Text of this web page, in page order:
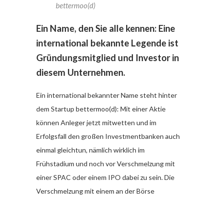
bettermoo(d)
Ein Name, den Sie alle kennen: Eine
international bekannte Legende ist
Gründungsmitglied und Investor in
diesem Unternehmen.
Ein international bekannter Name steht hinter
dem Startup bettermoo(d): Mit einer Aktie
können Anleger jetzt mitwetten und im
Erfolgsfall den großen Investmentbanken auch
einmal gleichtun, nämlich wirklich im
Frühstadium und noch vor Verschmelzung mit
einer SPAC oder einem IPO dabei zu sein. Die
Verschmelzung mit einem an der Börse